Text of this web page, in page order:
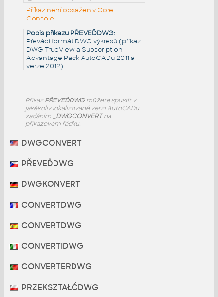
Příkaz není obsažen v Core
Console
Popis příkazu PŘEVEĎDWG:
Převádí formát DWG výkresů (příkaz
DWG TrueView a Subscription
Advantage Pack AutoCADu 2011 a
verze 2012)
PříkazPŘEVEĎDWGmůžete spustit v
jakékoliv lokalizované verzi AutoCADu
zadáním _DWGCONVERTna
příkazovém řádku.
DWGCONVERT
PŘEVEĎDWG
DWGKONVERT
CONVERTDWG
CONVERTDWG
CONVERTIDWG
CONVERTERDWG
PRZEKSZTAŁĆDWG